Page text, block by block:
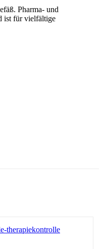
Pharma- und
ist für vielfältige